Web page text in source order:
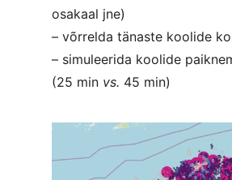
osakaal jne)
– võrrelda tänaste koolide
– simuleerida koolide
(25 min vs. 45 min)